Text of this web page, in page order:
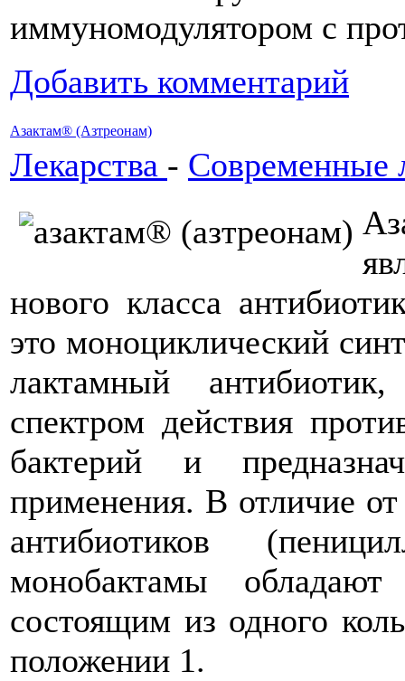
иммуномодулятором с
Добавить комментарий
Азактам® (Азтреонам)
Лекарства - Современные
нового класса
это моноциклический
лактамный
спектром действия
бактерий и
применения. В отличие
антибиотиков
монобактамы
состоящим из одного
положении 1.